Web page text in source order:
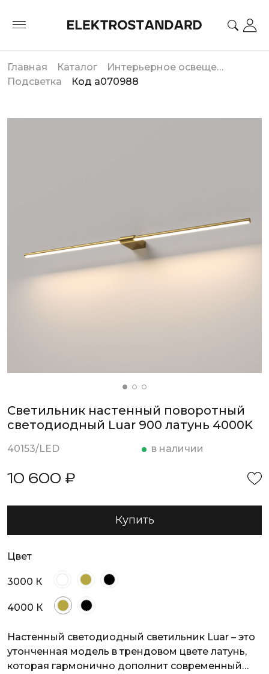
Главная Каталог
Интерьерное освещение
Подсветка
Код a070988
Cветильник настенный поворотный
светодиодный Luar 900 латунь 4000K
40153/LED в наличии
10 600 ₽
Купить
Цвет
3000 К
4000 К
Настенный светодиодный светильник Luar – это
утонченная модель в трендовом цвете латунь,
которая гармонично дополнит современный